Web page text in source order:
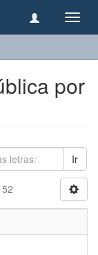
por
Ir